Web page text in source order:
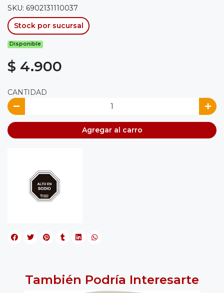
SKU: 6902131110037
Stock por sucursal
Disponible
$ 4.900
CANTIDAD
Agregar al carro
También Podría Interesarte